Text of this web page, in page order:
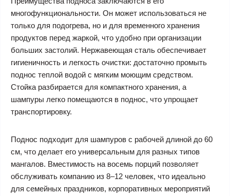
многофункциональности. Он может использоваться не
только для подогрева, но и для временного хранения
продуктов перед жаркой, что удобно при организации
больших застолий. Нержавеющая сталь обеспечивает
гигиеничность и легкость очистки: достаточно промыть
поднос теплой водой с мягким моющим средством.
Стойка разбирается для компактного хранения, а
шампуры легко помещаются в поднос, что упрощает
транспортировку.
Поднос подходит для шампуров с рабочей длиной до 60
см, что делает его универсальным для разных типов
мангалов. Вместимость на восемь порций позволяет
обслуживать компанию из 8–12 человек, что идеально
для семейных праздников, корпоративных мероприятий